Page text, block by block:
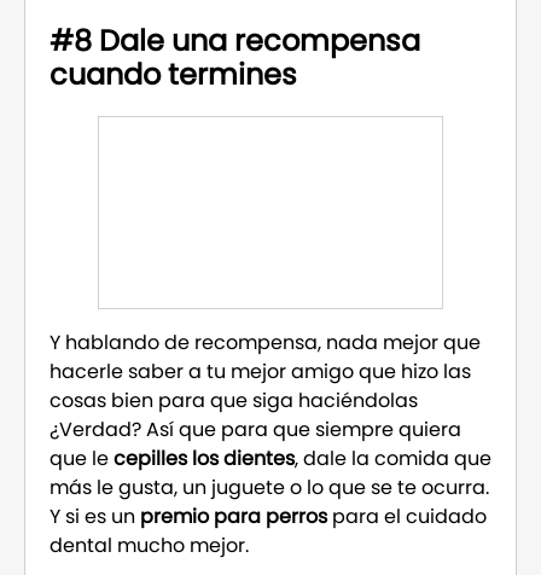
#8 Dale una recompensa
cuando termines
Y hablando de recompensa, nada mejor que
hacerle saber a tu mejor amigo que hizo las
cosas bien para que siga haciéndolas
¿Verdad? Así que para que siempre quiera
que lecepilles los dientes, dale la comida que
más le gusta, un juguete o lo que se te ocurra.
Y si es un premio para perrospara el cuidado
dental mucho mejor.